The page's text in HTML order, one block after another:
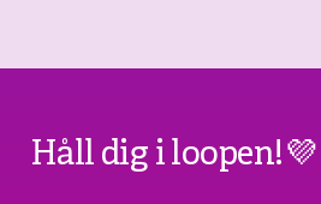
Håll dig i loopen!💜